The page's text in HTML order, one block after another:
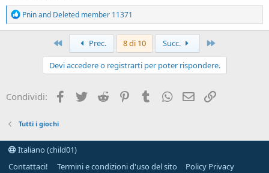
R
e
a
:
Pninand Deleted member 11371
Primo Prec. 8 di 10 Succ.
Devi accedere o registrarti per poter rispondere.
Condividi: Facebook
Twitter Reddit PinterestTumblrWhatsApp
e-mail
Tutti i giochi
Italiano (child01)
Contattaci!
Termini e condizioni d'uso del sito
Policy Privacy